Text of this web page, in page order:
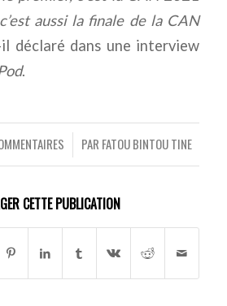
aussi la finale de la CAN
déclaré dans une interview
.
/ PAR FATOU BINTOU TINE
CETTE PUBLICATION